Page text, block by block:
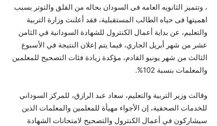
، وتتميز الثانويه العامه فى السودان بحاله من القلق والتوتر بسبب
اهميتها فى حياه الطالب المستقبلية، فقد أعلنت وزارة التربية
والتعليم، عن بداية أعمال الكنترول للشهادة السودانية في الثامن
عشر من شهر أبريل الجاري، فيما يتم إعلان النتيجة في الأسبوع
الثالث من شهر يونيو القادم، مؤكدة زيادة فئات التصحيح للمعلمين
والمعلمات بنسبة 102%.
وقالت وزير التربية والتعليم، سعاد عبد الرازق، للمركز السوداني
للخدمات الصحفية، إن الأجواء مهيأة للمعلمين والمعلمات الذين
سيشاركون في أعمال الكنترول والتصحيح لامتحانات الشهادة